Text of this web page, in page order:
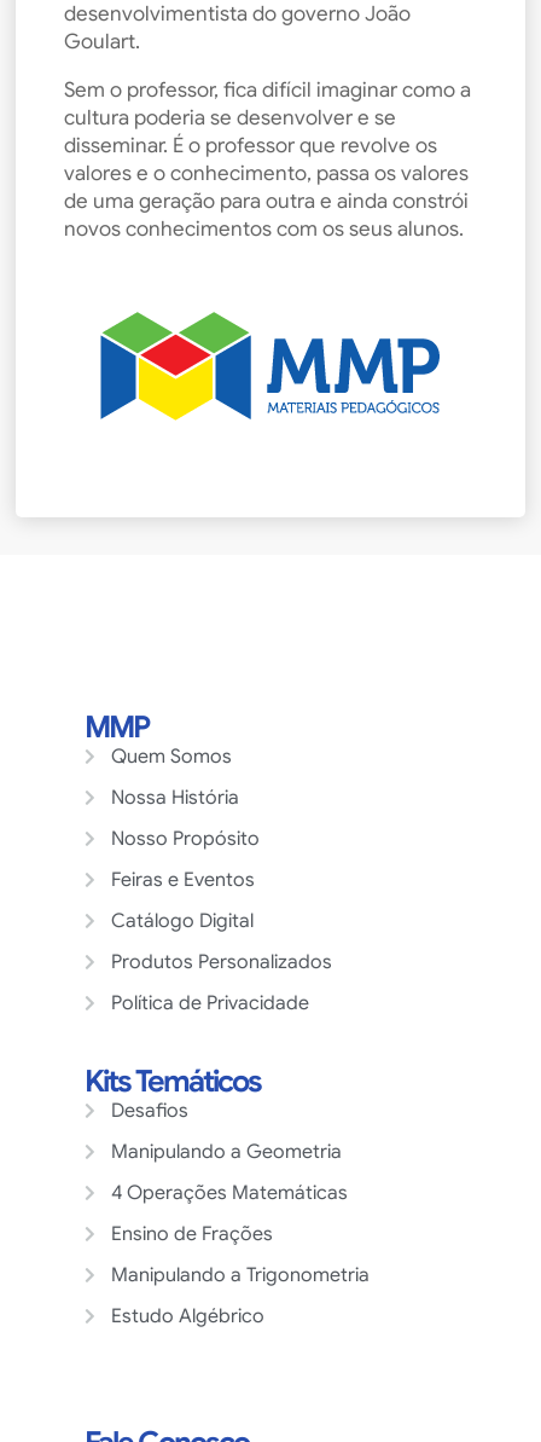
desenvolvimentista do governo João
Goulart.
Sem o professor, fica difícil imaginar como a
cultura poderia se desenvolver e se
disseminar. É o professor que revolve os
valores e o conhecimento, passa os valores
de uma geração para outra e ainda constrói
novos conhecimentos com os seus alunos.
MMP
Quem Somos
Nossa História
Nosso Propósito
Feiras e Eventos
Catálogo Digital
Produtos Personalizados
Política de Privacidade
Kits Temáticos
Desafios
Manipulando a Geometria
4 Operações Matemáticas
Ensino de Frações
Manipulando a Trigonometria
Estudo Algébrico